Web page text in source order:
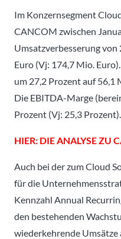
Im Konzernsegment
CANCOM zwischen
Umsatzverbesserung
Euro (Vj: 174,7 Mio.
um 27,2 Prozent auf 56,1
Die EBITDA-Marge
Prozent (Vj: 25,3 Prozent).
HIER: DIE ANALYSE ZU
Auch bei der zum Cloud
für die
Kennzahl Annual
den bestehenden
wiederkehrende Umsätze